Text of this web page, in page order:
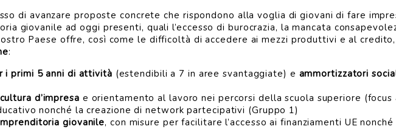
di avanzare proposte concrete che rispondono alla voglia di giovani di fare
giovanile ad oggi presenti, quali l’eccesso di burocrazia, la mancata
Paese offre, così come le difficoltà di accedere ai mezzi produttivi e al
:
i primi 5 anni di attività (estendibili a 7 in aree svantaggiate) e ammortizzatori
d’impresa e orientamento al lavoro nei percorsi della scuola superiore
nonché la creazione di network partecipativi (Gruppo 1)
giovanile, con misure per facilitare l’accesso ai finanziamenti UE